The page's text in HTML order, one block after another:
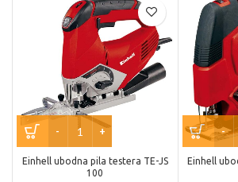
Einhell ubodna pila testera TE-JS
100
Einhell